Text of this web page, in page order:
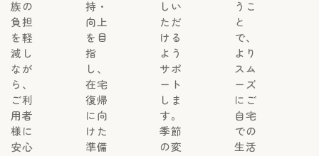
族の
負担
を軽
減し
なが
ら、
ご利
用者
様に
安心
持・
向上
を目
指
し、
在宅
復帰
に向
けた
準備
しい
ただ
ける
よう
サポ
ート
しま
す。
季節
の変
うこ
と
で、
より
スム
ーズ
にご
自宅
での
生活